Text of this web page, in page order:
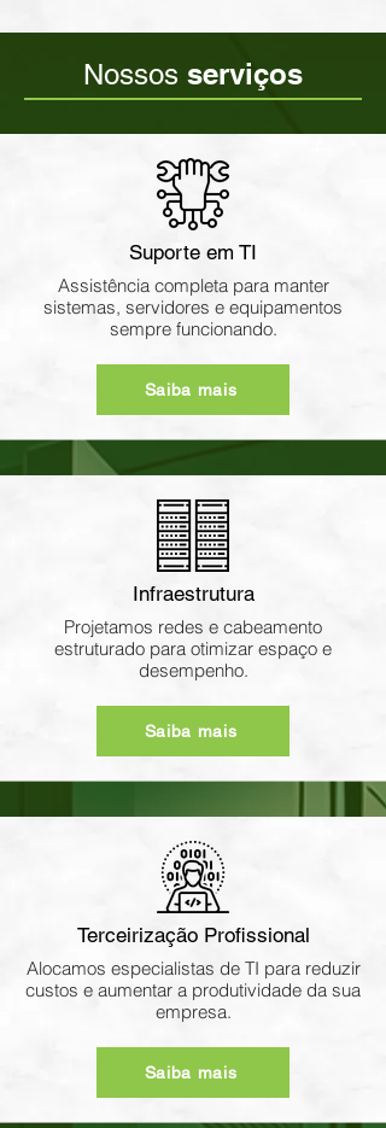
Nossos serviços
Suporte em TI
Assistência completa para manter
sistemas, servidores e equipamentos
sempre funcionando.
Saiba mais
Infraestrutura
Projetamos redes e cabeamento
estruturado para otimizar espaço e
desempenho.
Saiba mais
Terceirização Profissional
Alocamos especialistas de TI para reduzir
custos e aumentar a produtividade da sua
empresa.
Saiba mais